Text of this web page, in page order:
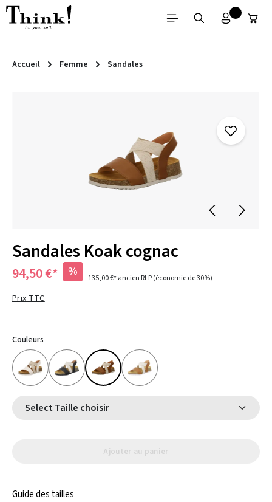
Passer au contenu principal
Accueil Femme Sandales
Sandales Koak cognac
94,50 €* % 135,00 €*ancien RLP(économie de 30%)
Prix TTC
Couleurs
Select Taille choisir
Ajouter au panier
Guide des tailles